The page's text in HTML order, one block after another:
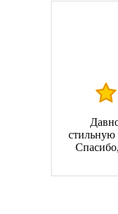
стильную